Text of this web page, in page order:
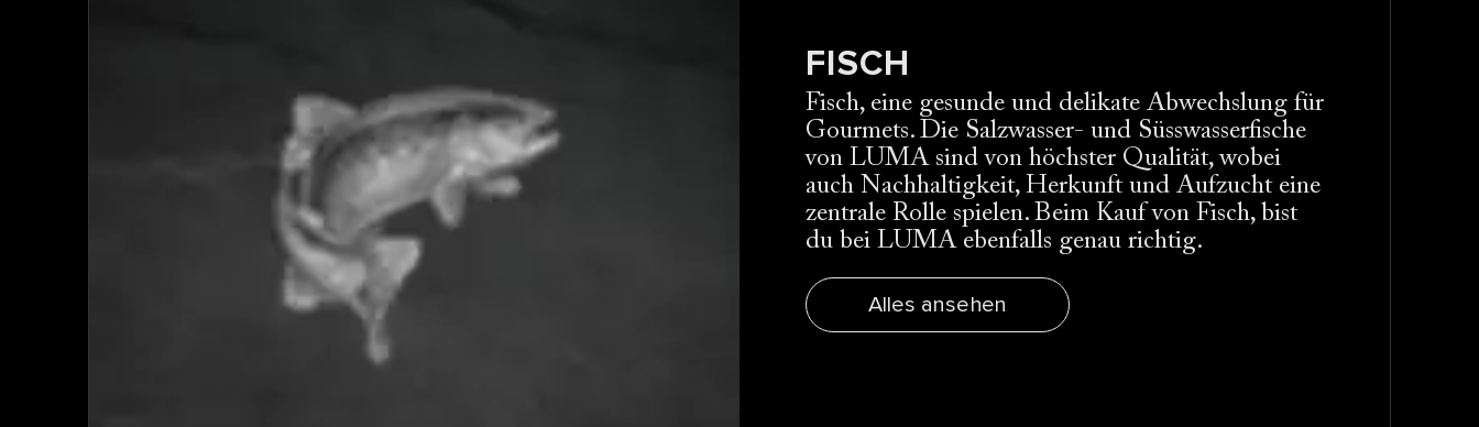
FISCH
Fisch, eine gesunde und delikate Abwechslung für
Gourmets. Die Salzwasser- und Süsswasserfische
von LUMA sind von höchster Qualität, wobei
auch Nachhaltigkeit, Herkunft und Aufzucht eine
zentrale Rolle spielen. Beim Kauf von Fisch, bist
du bei LUMA ebenfalls genau richtig.
Alles ansehen